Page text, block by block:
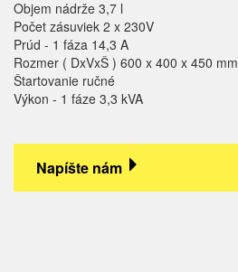
Objem nádrže 3,7 l
Počet zásuviek 2 x 230V
Prúd - 1 fáza 14,3 A
Rozmer ( DxVxŠ ) 600 x 400 x 450 mm
Štartovanie ručné
Výkon - 1 fáze 3,3 kVA
Napíšte nám